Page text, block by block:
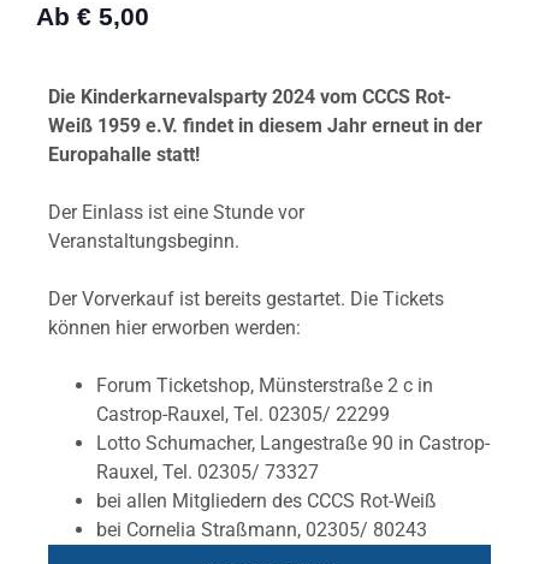
Ab € 5,00
Die Kinderkarnevalsparty 2024 vom CCCS Rot-
Weiß 1959 e.V. findet in diesem Jahr erneut in der
Europahalle statt!
Der Einlass ist eine Stunde vor
Veranstaltungsbeginn.
Der Vorverkauf ist bereits gestartet. Die Tickets
können hier erworben werden:
Forum Ticketshop, Münsterstraße 2 c in
Castrop-Rauxel, Tel. 02305/ 22299
Lotto Schumacher, Langestraße 90 in Castrop-
Rauxel, Tel. 02305/ 73327
bei allen Mitgliedern des CCCS Rot-Weiß
bei Cornelia Straßmann, 02305/ 80243